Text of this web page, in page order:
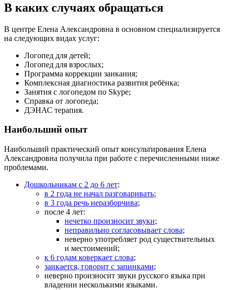
В каких случаях обращаться
В центре Елена Александровна в основном специализируется
на следующих видах услуг:
Логопед для детей;
Логопед для взрослых;
Программа коррекции заикания;
Комплексная диагностика развития ребёнка;
Занятия с логопедом по Skype;
Справка от логопеда;
ДЭНАС терапия.
Наибольший опыт
Наибольший практический опыт консультирования Елена
Александровна получила при работе с перечисленными ниже
проблемами.
Дошкольникам с 2 до 6 лет:
в 2 года не начал разговаривать;
в 3 года речь неразборчива;
после 4 лет:
нечетко произносит звуки;
неправильно согласовывает слова;
неверно употребляет род существительных
и местоимений;
к 6 годам коверкает слова;
заикается, говорит с запинками;
неверно произносит звуки русского языка при
владении несколькими языками.